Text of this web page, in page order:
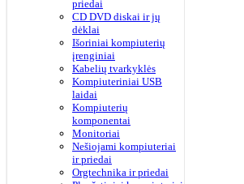
priedai
CD DVD diskai ir jų
dėklai
Išoriniai kompiuterių
įrenginiai
Kabelių tvarkyklės
Kompiuteriniai USB
laidai
Kompiuterių
komponentai
Monitoriai
Nešiojami kompiuteriai
ir priedai
Orgtechnika ir priedai